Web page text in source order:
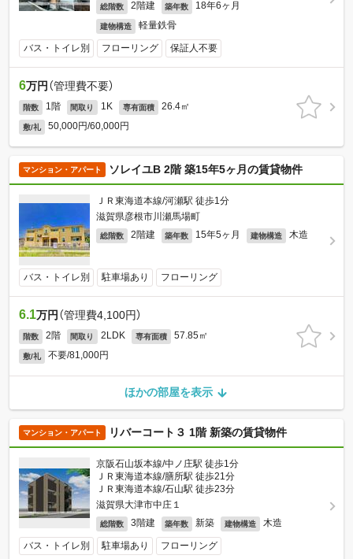
総階数 2階建 築年数 18年6ヶ月
建物構造 軽量鉄骨
バス・トイレ別 フローリング 保証人不要
6万円 （管理費不要）
階数 1階 間取り 1K 専有面積 26.4㎡
敷/礼 50,000円/60,000円
マンション・アパート ソレイユB 2階 築15年5ヶ月の賃貸物件
ＪＲ東海道本線/河瀬駅 徒歩1分
滋賀県彦根市川瀬馬場町
総階数 2階建 築年数 15年5ヶ月 建物構造 木造
バス・トイレ別 駐車場あり フローリング
6.1万円 （管理費4,100円）
階数 2階 間取り 2LDK 専有面積 57.85㎡
敷/礼 不要/81,000円
ほかの部屋を表示
マンション・アパート リバーコート３ 1階 新築の賃貸物件
京阪石山坂本線/中ノ庄駅 徒歩1分
ＪＲ東海道本線/膳所駅 徒歩21分
ＪＲ東海道本線/石山駅 徒歩23分
滋賀県大津市中庄１
総階数 3階建 築年数 新築 建物構造 木造
バス・トイレ別 駐車場あり フローリング